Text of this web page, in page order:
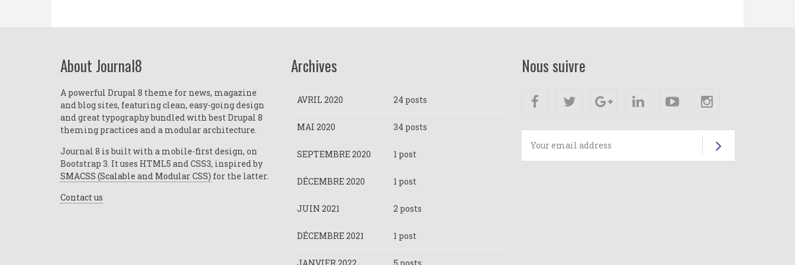
About Journal8
A powerful Drupal 8 theme for news, magazine
and blog sites, featuring clean, easy-going design
and great typography bundled with best Drupal 8
theming practices and a modular architecture.
Journal 8 is built with a mobile-first design, on
Bootstrap 3. It uses HTML5 and CSS3, inspired by
SMACSS (Scalable and Modular CSS) for the latter.
Contact us
Archives
AVRIL 2020 24 posts
MAI 2020 34 posts
SEPTEMBRE 2020 1 post
DÉCEMBRE 2020 1 post
JUIN 2021 2 posts
DÉCEMBRE 2021 1 post
Nous suivre
Facebook Twitter Google+ Linkedin Youtube